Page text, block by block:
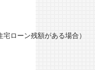
ーン残額がある場合）